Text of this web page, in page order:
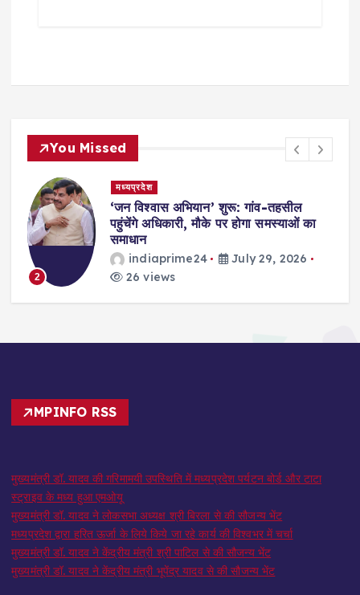
You Missed
2
मध्यप्रदेश
‘जन विश्वास अभियान’ शुरू: गांव-तहसील
पहुंचेंगे अधिकारी, मौके पर होगा समस्याओं का
समाधान
indiaprime24
July 29, 2026
26 views
MPINFO RSS
मुख्यमंत्री डॉ. यादव की गरिमामयी उपस्थिति में मध्यप्रदेश पर्यटन बोर्ड और टाटा
स्ट्राइव के मध्य हुआ एमओयू
मुख्यमंत्री डॉ. यादव ने लोकसभा अध्यक्ष श्री बिरला से की सौजन्य भेंट
मध्यप्रदेश द्वारा हरित ऊर्जा के लिये किये जा रहे कार्य की विश्वभर में चर्चा
मुख्यमंत्री डॉ. यादव ने केंद्रीय मंत्री श्री पाटिल से की सौजन्य भेंट
मुख्यमंत्री डॉ. यादव ने केंद्रीय मंत्री भूपेंद्र यादव से की सौजन्य भेंट